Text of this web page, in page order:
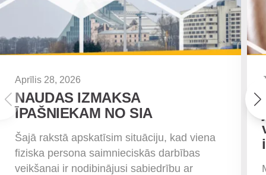
Aprīlis 28, 2026
NAUDAS IZMAKSA
ĪPAŠNIEKAM NO SIA
Šajā rakstā apskatīsim situāciju, kad viena
fiziska persona saimnieciskās darbības
veikšanai ir nodibinājusi sabiedrību ar